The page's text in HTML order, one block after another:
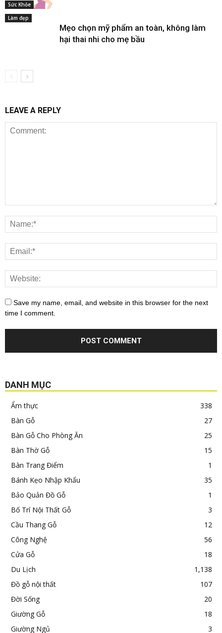
Sức Khỏe
Làm đẹp
Mẹo chọn mỹ phẩm an toàn, không làm
hại thai nhi cho mẹ bầu
LEAVE A REPLY
Save my name, email, and website in this browser for the next
time I comment.
DANH MỤC
Ẩm thực
338
Bàn Gỗ
27
Bàn Gỗ Cho Phòng Ăn
25
Bàn Thờ Gỗ
15
Bàn Trang Điểm
1
Bánh Kẹo Nhập Khẩu
35
Bảo Quản Đồ Gỗ
1
Bố Trí Nội Thất Gỗ
3
Cầu Thang Gỗ
12
Công Nghệ
56
Cửa Gỗ
18
Du Lịch
1,138
Đồ gỗ nội thất
107
Đời Sống
20
Giường Gỗ
18
Giường Ngủ
3